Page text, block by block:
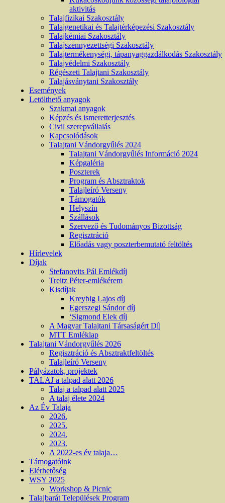
aktivitás
Talajfizikai Szakosztály
Talajgenetikai és Talajtérképezési Szakosztály
Talajkémiai Szakosztály
Talajszennyezettségi Szakosztály
Talajtermékenységi, tápanyaggazdálkodás Szakosztály
Talajvédelmi Szakosztály
Régészeti Talajtani Szakosztály
Talajásványtani Szakosztály
Események
Letölthető anyagok
Szakmai anyagok
Képzés és ismeretterjesztés
Civil szerepvállalás
Kapcsolódások
Talajtani Vándorgyűlés 2024
Talajtani Vándorgyűlés Információ 2024
Képgaléria
Poszterek
Program és Absztraktok
Talajleíró Verseny
Támogatók
Helyszín
Szállások
Szervező és Tudományos Bizottság
Regisztráció
Előadás vagy poszterbemutató feltöltés
Hírlevelek
Díjak
Stefanovits Pál Emlékdíj
Treitz Péter-emlékérem
Kisdíjak
Kreybig Lajos díj
Egerszegi Sándor díj
‘Sigmond Elek díj
A Magyar Talajtani Társaságért Díj
MTT Emléklap
Talajtani Vándorgyűlés 2026
Regisztráció és Absztraktfeltöltés
Talajleíró Verseny
Pályázatok, projektek
TALAJ a talpad alatt 2026
Talaj a talpad alatt 2025
A talaj élete 2024
Az Év Talaja
2026.
2025.
2024.
2023.
A 2022-es év talaja…
Támogatóink
Elérhetőség
WSY 2025
Workshop & Picnic
Talajbarát Települések Program